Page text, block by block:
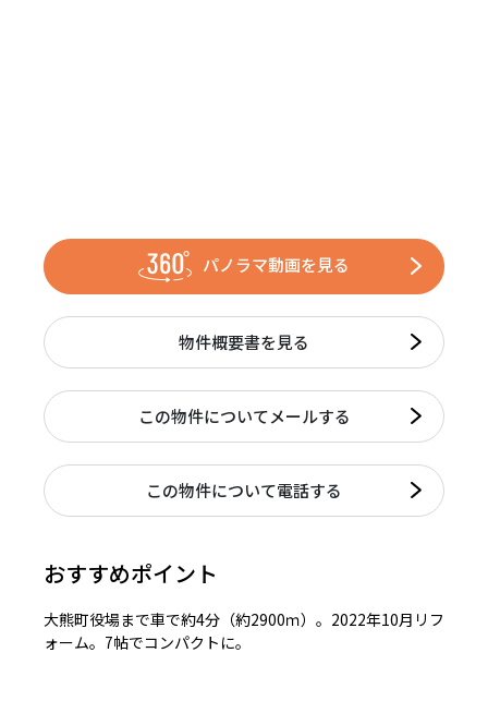
パノラマ動画を見る
物件概要書を見る
この物件についてメールする
この物件について電話する
おすすめポイント
大熊町役場まで車で約4分（約2900ｍ）。2022年10月リフ
ォーム。7帖でコンパクトに。